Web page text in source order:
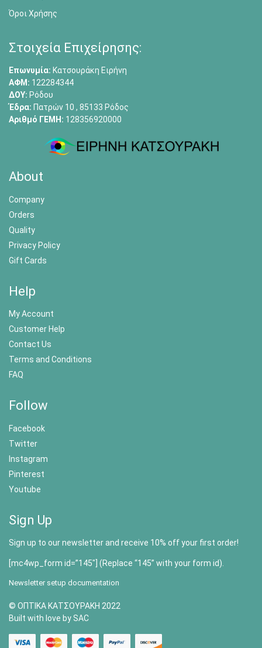
Όροι Χρήσης
Στοιχεία Επιχείρησης:
Επωνυμία: Κατσουράκη Ειρήνη
ΑΦΜ: 122284344
ΔΟΥ: Ρόδου
Έδρα: Πατρών 10 , 85133 Ρόδος
Αριθμό ΓΕΜΗ: 128356920000
About
Company
Orders
Quality
Privacy Policy
Gift Cards
Help
My Account
Customer Help
Contact Us
Terms and Conditions
FAQ
Follow
Facebook
Twitter
Instagram
Pinterest
Youtube
Sign Up
Sign up to our newsletter and receive 10% off your first order!
[mc4wp_form id=”145″] (Replace “145” with your form id).
Newsletter setup documentation
© ΟΠΤΙΚΑ ΚΑΤΣΟΥΡΑΚΗ 2022
Built with love by SAC